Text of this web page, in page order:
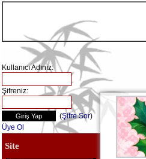
Kullanıcı Adınız:
Şifreniz:
(Şifre Sor)
Üye Ol
Site